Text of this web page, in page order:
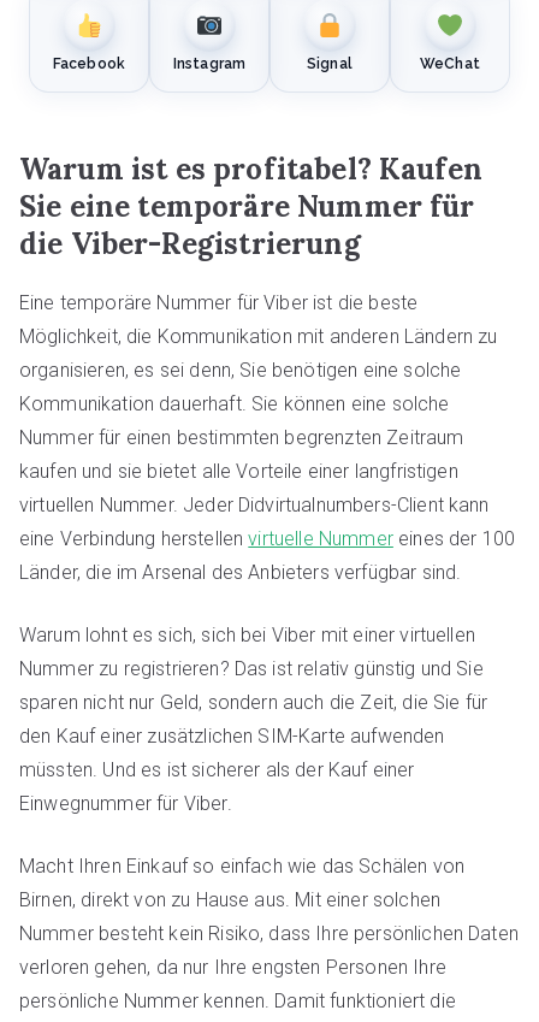
Facebook Instagram Signal WeChat
Warum ist es profitabel? Kaufen
Sie eine temporäre Nummer für
die Viber-Registrierung
Eine temporäre Nummer für Viber ist die beste
Möglichkeit, die Kommunikation mit anderen Ländern zu
organisieren, es sei denn, Sie benötigen eine solche
Kommunikation dauerhaft. Sie können eine solche
Nummer für einen bestimmten begrenzten Zeitraum
kaufen und sie bietet alle Vorteile einer langfristigen
virtuellen Nummer. Jeder Didvirtualnumbers-Client kann
eine Verbindung herstellenvirtuelle Nummereines der 100
Länder, die im Arsenal des Anbieters verfügbar sind.
Warum lohnt es sich, sich bei Viber mit einer virtuellen
Nummer zu registrieren? Das ist relativ günstig und Sie
sparen nicht nur Geld, sondern auch die Zeit, die Sie für
den Kauf einer zusätzlichen SIM-Karte aufwenden
müssten. Und es ist sicherer als der Kauf einer
Einwegnummer für Viber.
Macht Ihren Einkauf so einfach wie das Schälen von
Birnen, direkt von zu Hause aus. Mit einer solchen
Nummer besteht kein Risiko, dass Ihre persönlichen Daten
verloren gehen, da nur Ihre engsten Personen Ihre
persönliche Nummer kennen. Damit funktioniert die